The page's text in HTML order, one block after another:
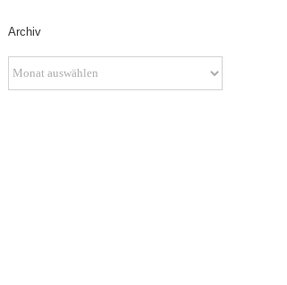
Archiv
Archiv